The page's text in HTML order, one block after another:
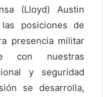
(Lloyd) Austin
posiciones de
presencia militar
con nuestras
y seguridad
se desarrolla,